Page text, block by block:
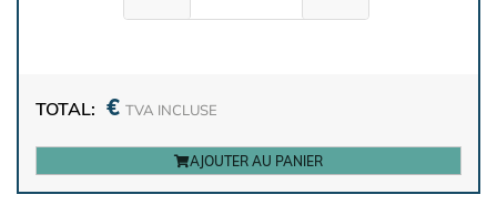
TOTAL: € TVA INCLUSE
AJOUTER AU PANIER